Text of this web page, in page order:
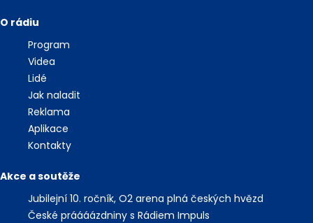
O rádiu
Program
Videa
Lidé
Jak naladit
Reklama
Aplikace
Kontakty
Akce a soutěže
Jubilejní 10. ročník, O2 arena plná českých hvězd
České práááázdniny s Rádiem Impuls